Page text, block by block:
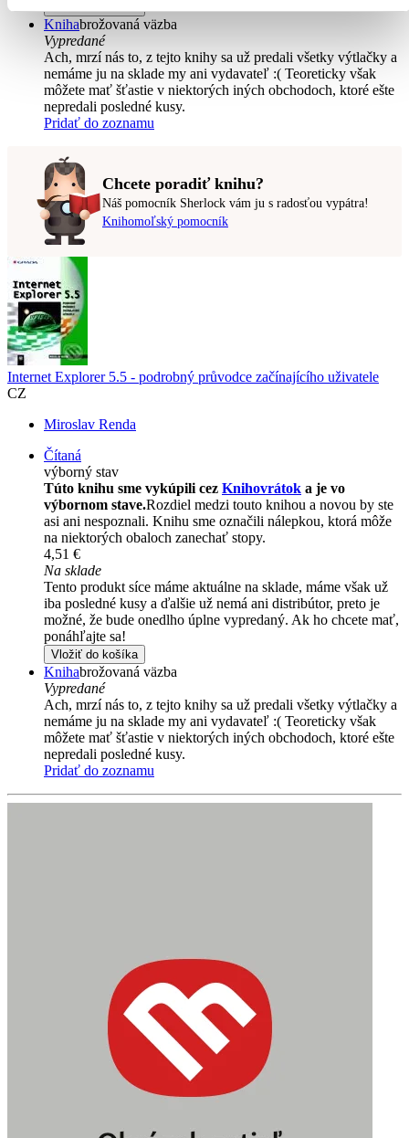
Knihabrožovaná väzba
Vypredané
Ach, mrzí nás to, z tejto knihy sa už predali všetky výtlačky a
nemáme ju na sklade my ani vydavateľ :( Teoreticky však
môžete mať šťastie v niektorých iných obchodoch, ktoré ešte
nepredali posledné kusy.
Pridať do zoznamu
Chcete poradiť knihu?
Náš pomocník Sherlock vám ju s radosťou vypátra!
Knihomoľský pomocník
Internet Explorer 5.5 - podrobný průvodce začínajícího uživatele
CZ
Miroslav Renda
Čítaná
výborný stav
Túto knihu sme vykúpili cez Knihovrátok a je vo
výbornom stave.Rozdiel medzi touto knihou a novou by ste
asi ani nespoznali. Knihu sme označili nálepkou, ktorá môže
na niektorých obaloch zanechať stopy.
4,51 €
Na sklade
Tento produkt síce máme aktuálne na sklade, máme však už
iba posledné kusy a ďalšie už nemá ani distribútor, preto je
možné, že bude onedlho úplne vypredaný. Ak ho chcete mať,
ponáhľajte sa!
Vložiť do košíka
Knihabrožovaná väzba
Vypredané
Ach, mrzí nás to, z tejto knihy sa už predali všetky výtlačky a
nemáme ju na sklade my ani vydavateľ :( Teoreticky však
môžete mať šťastie v niektorých iných obchodoch, ktoré ešte
nepredali posledné kusy.
Pridať do zoznamu